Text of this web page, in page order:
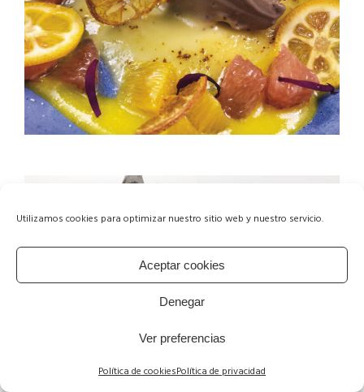
Utilizamos cookies para optimizar nuestro sitio web y nuestro servicio.
Aceptar cookies
Denegar
Ver preferencias
Política de cookiesPolítica de privacidad